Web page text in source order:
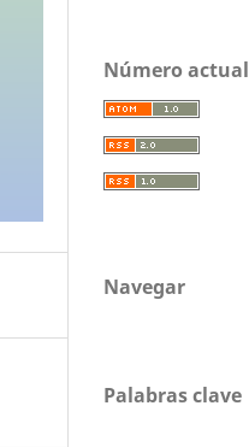
Número actual
Navegar
Palabras clave